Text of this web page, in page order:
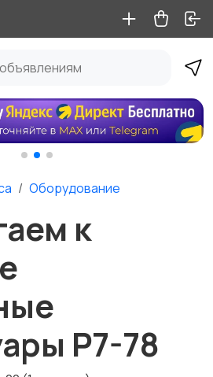
Оборудование
к
Р7-78